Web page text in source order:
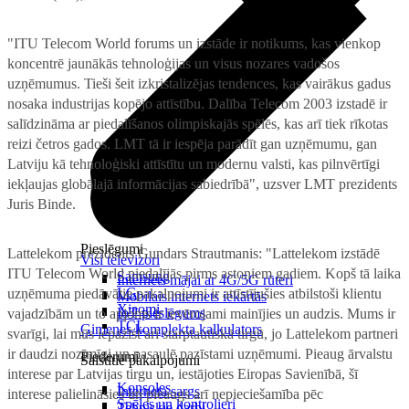
Pieslēgumi
Internets mājai ar 4G/5G rūteri
Mobilais internets iekārtās
IoT pieslēgums
Ģimenes komplekta kalkulators
Saistītie pakalpojumi
Interneta sargs
Visi televizori
Samsung
LG
Xiaomi
TCL
Piederumi
Konsoles
Spēles un kontrolieri
"ITU Telecom World forums un izstāde ir notikums, kas vienkop
koncentrē jaunākās tehnoloģijas un visus nozares vadošos
uzņēmumus. Tieši šeit izkristalizējas tendences, kas vairākus gadus
nosaka industrijas kopējo attīstību. Dalība Telecom 2003 izstadē ir
salīdzināma ar piedalīšanos olimpiskajās spēlēs, kas arī tiek rīkotas
reizi četros gados. LMT tā ir iespēja parādīt gan uzņēmumu, gan
Latviju kā tehnoloģiski attīstītu un modernu valsti, kas pilnvērtīgi
iekļaujas globālajā informācijas sabiedrībā", uzsver LMT prezidents
Juris Binde.
Lattelekom prezidents Gundars Strautmanis: "Lattelekom izstādē
ITU Telecom World piedalījās pirms astoņiem gadiem. Kopš tā laika
uzņēmuma piedāvātie pakalpojumi ir attīstījušies atbilstoši klientu
vajadzībām un to apjoms ir ievērojami mainījies un audzis. Mums ir
svarīgi, lai mūs iepazīst arī starptautiskā tirgū, jo Lattelekom partneri
ir daudzi nozīmīgi un pasaulē pazīstami uzņēmumi. Pieaug ārvalstu
interese par Latvijas tirgu un, iestājoties Eiropas Savienībā, šī
interese palielināsies un pieaugs arī nepieciešamība pēc